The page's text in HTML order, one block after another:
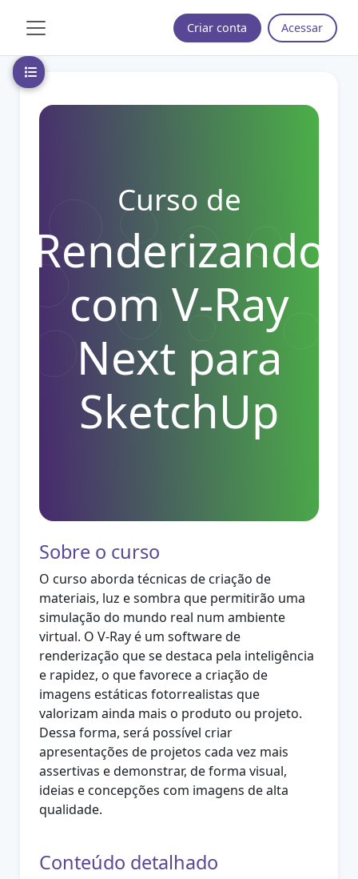
Criar conta Acessar
Abrir índice do curso
Curso de
Renderizando
com V-Ray
Next para
SketchUp
Sobre o curso
O curso aborda técnicas de criação de
materiais, luz e sombra que permitirão uma
simulação do mundo real num ambiente
virtual. O V-Ray é um software de
renderização que se destaca pela inteligência
e rapidez, o que favorece a criação de
imagens estáticas fotorrealistas que
valorizam ainda mais o produto ou projeto.
Dessa forma, será possível criar
apresentações de projetos cada vez mais
assertivas e demonstrar, de forma visual,
ideias e concepções com imagens de alta
qualidade.
Conteúdo detalhado